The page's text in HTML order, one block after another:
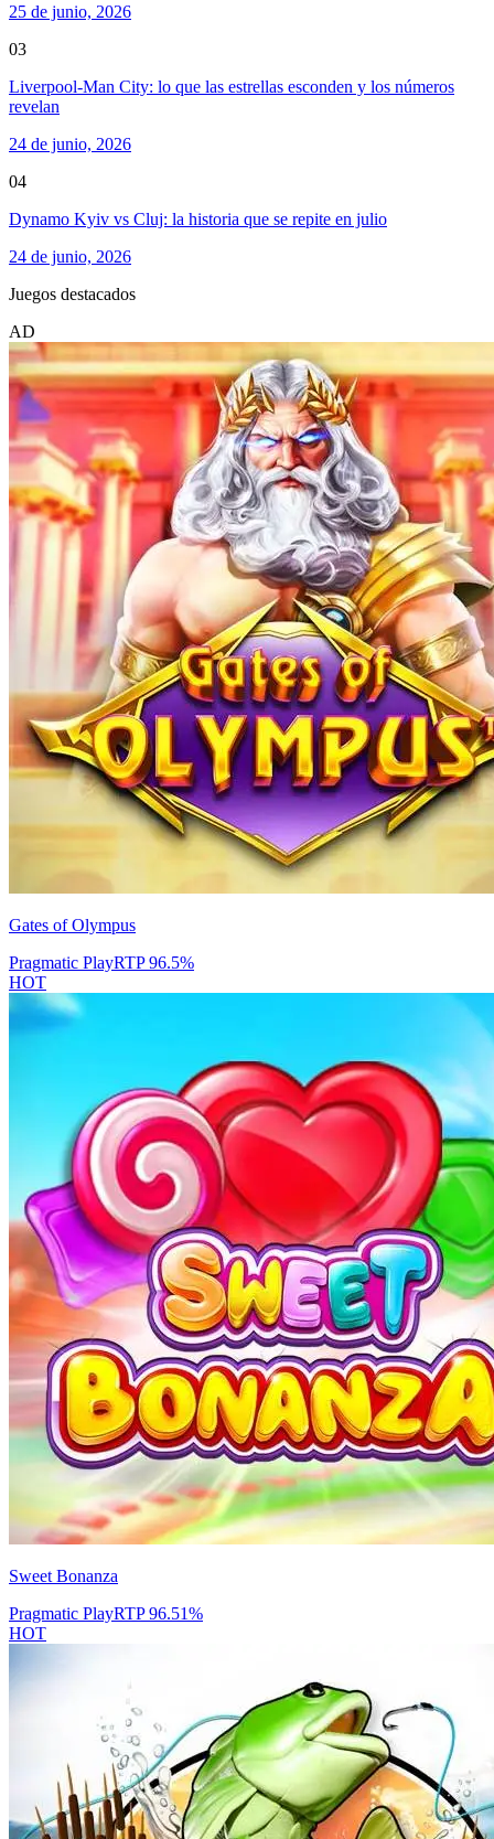
25 de junio, 2026
03
Liverpool-Man City: lo que las estrellas esconden y los números
revelan
24 de junio, 2026
04
Dynamo Kyiv vs Cluj: la historia que se repite en julio
24 de junio, 2026
Juegos destacados
AD
Gates of Olympus
Pragmatic PlayRTP96.5%
HOT
Sweet Bonanza
Pragmatic PlayRTP96.51%
HOT